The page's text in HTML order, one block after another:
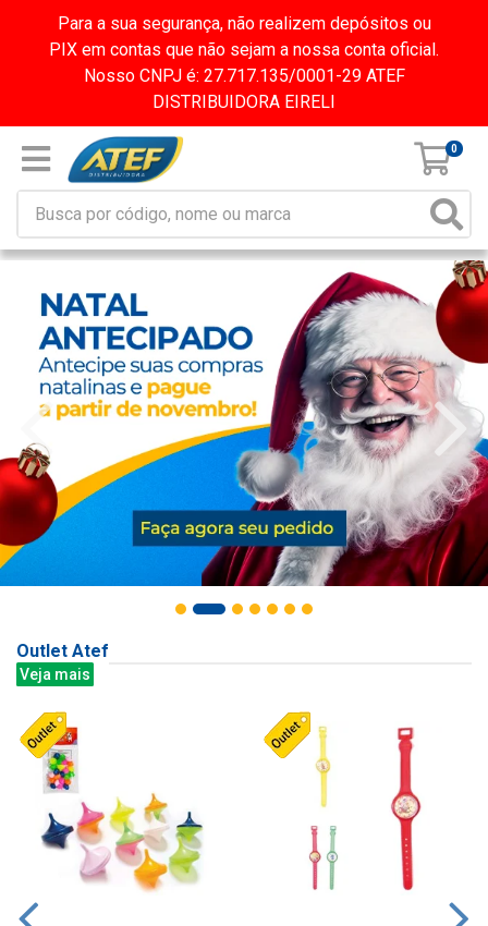
Para a sua segurança, não realizem depósitos ou
PIX em contas que não sejam a nossa conta oficial.
Nosso CNPJ é: 27.717.135/0001-29 ATEF
DISTRIBUIDORA EIRELI
0
Outlet Atef
Veja mais